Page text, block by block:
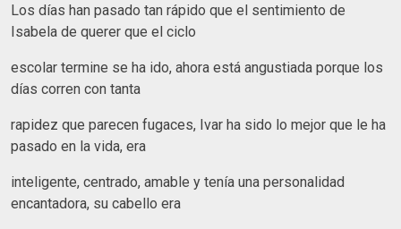
Los días han pasado tan rápido que el sentimiento de
Isabela de querer que el ciclo
escolar termine se ha ido, ahora está angustiada porque los
días corren con tanta
rapidez que parecen fugaces, Ivar ha sido lo mejor que le ha
pasado en la vida, era
inteligente, centrado, amable y tenía una personalidad
encantadora, su cabello era